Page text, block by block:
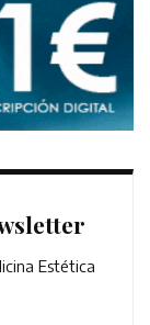
Estética